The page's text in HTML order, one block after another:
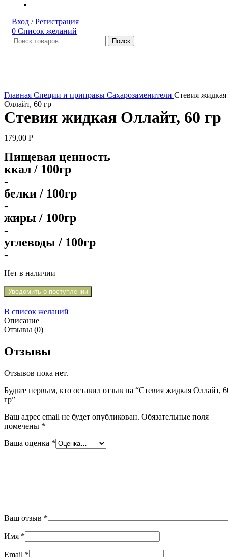
Вход / Регистрация
0 Список желаний
Поиск
Главная Специи и приправы Сахарозаменители Стевия жидкая
Оллайт, 60 гр
Стевия жидкая Оллайт, 60 гр
179,00 Р
Пищевая ценность
ккал / 100гр
-
белки / 100гр
-
жиры / 100гр
-
углеводы / 100гр
-
Нет в наличии
Уведомить о поступлении
В список желаний
Описание
Отзывы (0)
Отзывы
Отзывов пока нет.
Будьте первым, кто оставил отзыв на “Стевия жидкая Оллайт,
гр”
Ваш адрес email не будет опубликован. Обязательные поля
помечены *
Ваша оценка *
Ваш отзыв *
Имя *
Email *